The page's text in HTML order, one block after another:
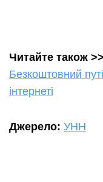
Читайте також
Безкоштовний
інтернеті
Джерело: УНН